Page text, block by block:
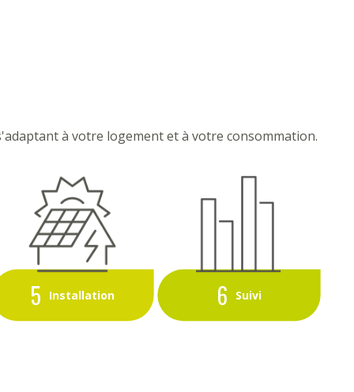
à votre logement et à votre consommation.
5 Installation 6 Suivi